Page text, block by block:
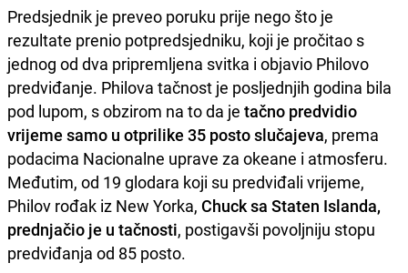
Predsjednik je preveo poruku prije nego što je
rezultate prenio potpredsjedniku, koji je pročitao s
jednog od dva pripremljena svitka i objavio Philovo
predviđanje. Philova tačnost je posljednjih godina bila
pod lupom, s obzirom na to da je tačno predvidio
vrijeme samo u otprilike 35 posto slučajeva, prema
podacima Nacionalne uprave za okeane i atmosferu.
Međutim, od 19 glodara koji su predviđali vrijeme,
Philov rođak iz New Yorka, Chuck sa Staten Islanda,
prednjačio je u tačnosti, postigavši ​​povoljniju stopu
predviđanja od 85 posto.